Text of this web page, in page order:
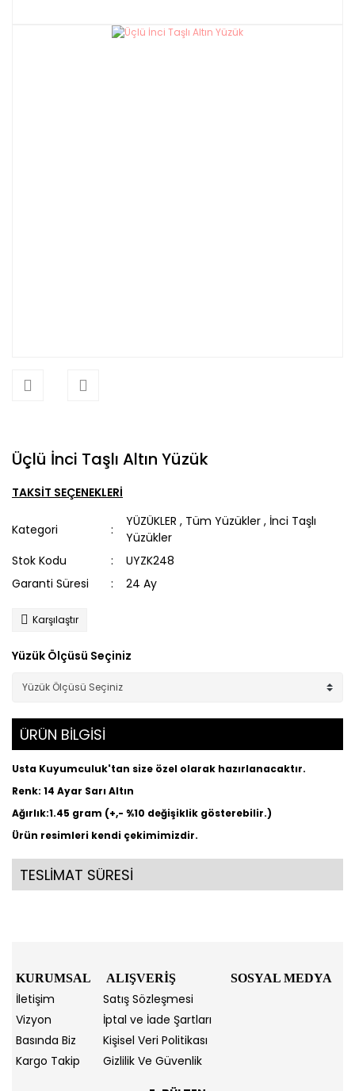
Üçlü İnci Taşlı Altın Yüzük
TAKSİT SEÇENEKLERİ
Kategori
YÜZÜKLER , Tüm Yüzükler , İnci Taşlı
Yüzükler
Stok Kodu
UYZK248
Garanti Süresi
24 Ay
Karşılaştır
Yüzük Ölçüsü Seçiniz
ÜRÜN BİLGİSİ
Usta Kuyumculuk'tan size özel olarak hazırlanacaktır.
Renk: 14 Ayar Sarı Altın
Ağırlık:1.45 gram (+,- %10 değişiklik gösterebilir.)
Ürün resimleri kendi çekimimizdir.
TESLİMAT SÜRESİ
KURUMSAL ALIŞVERİŞ SOSYAL MEDYA
İletişim
Satış Sözleşmesi
Vizyon
İptal ve İade Şartları
Basında Biz
Kişisel Veri Politikası
Kargo Takip
Gizlilik Ve Güvenlik